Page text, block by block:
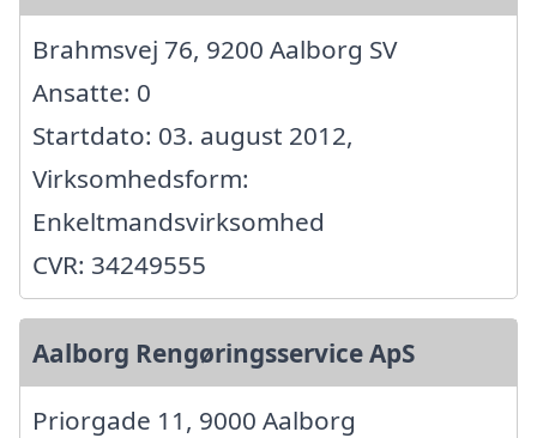
Brahmsvej 76, 9200 Aalborg SV
Ansatte: 0
Startdato: 03. august 2012,
Virksomhedsform:
Enkeltmandsvirksomhed
CVR: 34249555
Aalborg Rengøringsservice ApS
Priorgade 11, 9000 Aalborg